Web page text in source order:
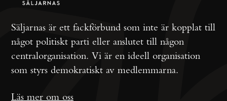
Säljarnas är ett fackförbund som inte är kopplat till
något politiskt parti eller anslutet till någon
centralorganisation. Vi är en ideell organisation
som styrs demokratiskt av medlemmarna.
Läs mer om oss